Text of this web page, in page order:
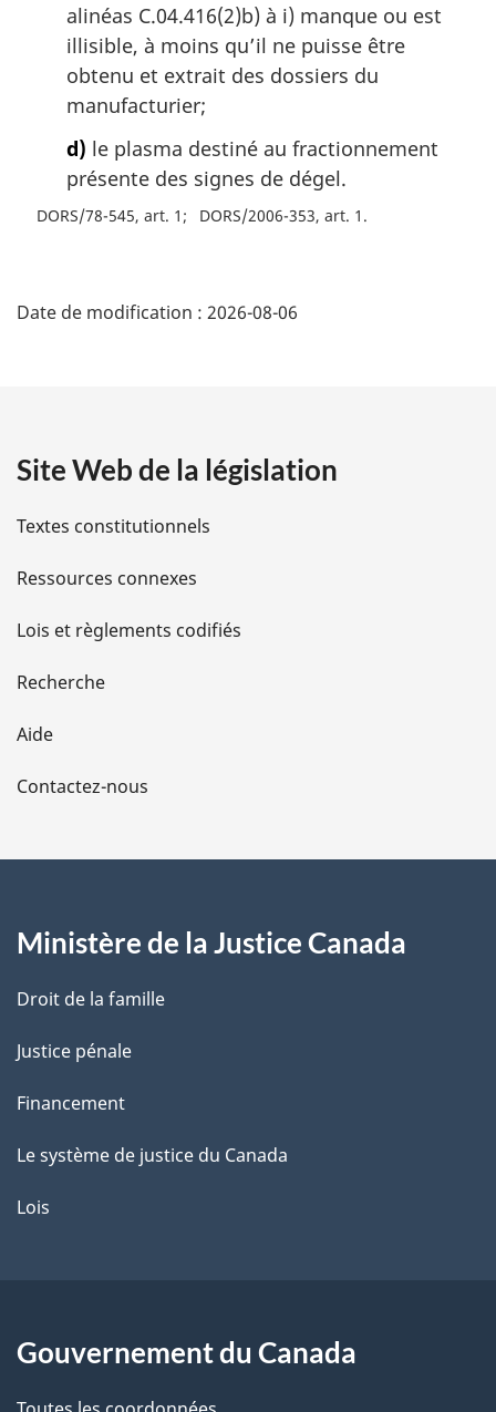
alinéas C.04.416(2)b) à i) manque ou est
illisible, à moins qu’il ne puisse être
obtenu et extrait des dossiers du
manufacturier;
d) le plasma destiné au fractionnement
présente des signes de dégel.
DORS/78-545, art. 1 DORS/2006-353, art. 1
é
i
l
s
d
e
l
a
e
Date de modification : 2026-08-06
Site Web de la législation
Textes constitutionnels
Ressources connexes
Lois et règlements codifiés
Recherche
Aide
Contactez-nous
Ministère de la Justice Canada
Droit de la famille
Justice pénale
Financement
Le système de justice du Canada
Lois
Gouvernement du Canada